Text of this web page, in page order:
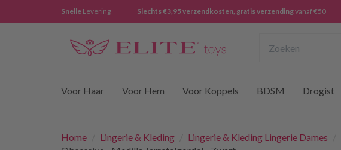
Snelle Levering Slechts €3,95 verzendkosten, gratis verzendingvanaf €50
Voor Haar Voor Hem Voor Koppels BDSM Drogist
Home Lingerie & Kleding Lingerie & Kleding Lingerie Dames